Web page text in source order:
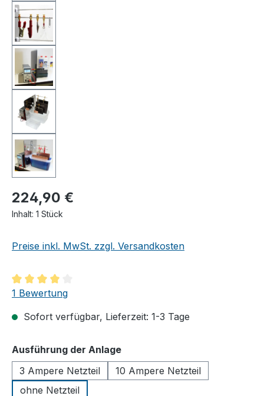
224,90 €
Inhalt: 1 Stück
Preise inkl. MwSt. zzgl. Versandkosten
Durchschnittliche Bewertung von 4 von 5 Sternen
1 Bewertung
Sofort verfügbar, Lieferzeit: 1-3 Tage
Ausführung der Anlageauswählen
3 Ampere Netzteil
10 Ampere Netzteil
ohne Netzteil